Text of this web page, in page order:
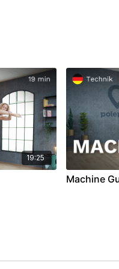
19:25
Machine